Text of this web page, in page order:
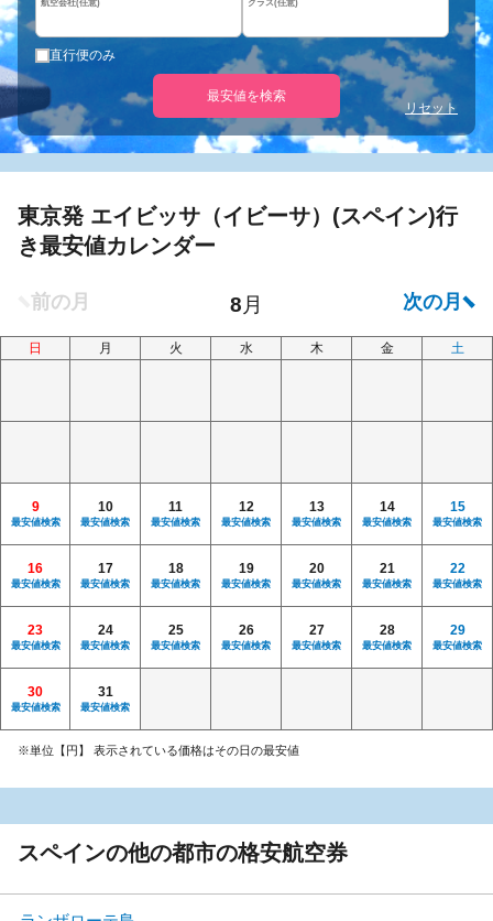
航空会社(任意) クラス(任意)
直行便のみ
最安値を検索
リセット
東京発 エイビッサ（イビーサ）(スペイン)行
き最安値カレンダー
日 月 火 水 木 金 土
9
最安値検索
10
最安値検索
11
最安値検索
12
最安値検索
13
最安値検索
14
最安値検索
15
最安値検索
16
最安値検索
17
最安値検索
18
最安値検索
19
最安値検索
20
最安値検索
21
最安値検索
22
最安値検索
23
最安値検索
24
最安値検索
25
最安値検索
26
最安値検索
27
最安値検索
28
最安値検索
29
最安値検索
30
最安値検索
31
最安値検索
※単位【円】 表示されている価格はその日の最安値
スペインの他の都市の格安航空券